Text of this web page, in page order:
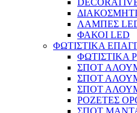
ΛΑΜΠΕΣ
ΦΑΚΟΙ LED
ΦΩΤΙΣΤΙΚΑ
ΦΩΤΙΣΤΙΚΑ
ΣΠΟΤ
ΣΠΟΤ
ΣΠΟΤ
ΡΟΖΕΤΕΣ
ΣΠΟΤ